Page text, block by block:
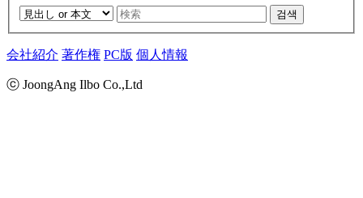
검색
会社紹介 著作権 PC版 個人情報
ⓒ JoongAng Ilbo Co.,Ltd